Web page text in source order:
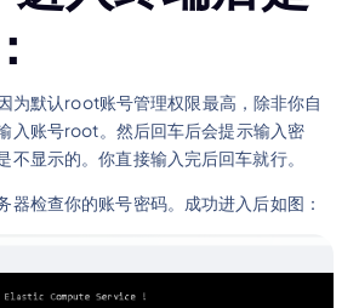
为默认root账号管理权限最高，除非你自
入账号root。然后回车后会提示输入密
不显示的。你直接输入完后回车就行。
器检查你的账号密码。成功进入后如图：